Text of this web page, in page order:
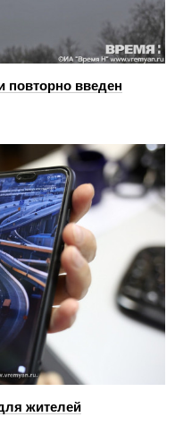
повторно введен
жителей